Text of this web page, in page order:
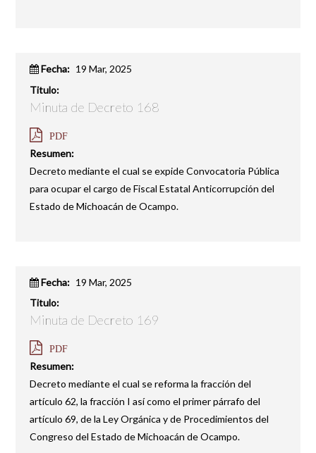
Fecha: 19 Mar, 2025
Titulo:
Minuta de Decreto 168
PDF
Resumen:
Decreto mediante el cual se expide Convocatoria Pública
para ocupar el cargo de Fiscal Estatal Anticorrupción del
Estado de Michoacán de Ocampo.
Fecha: 19 Mar, 2025
Titulo:
Minuta de Decreto 169
PDF
Resumen:
Decreto mediante el cual se reforma la fracción del
artículo 62, la fracción I así como el primer párrafo del
artículo 69, de la Ley Orgánica y de Procedimientos del
Congreso del Estado de Michoacán de Ocampo.